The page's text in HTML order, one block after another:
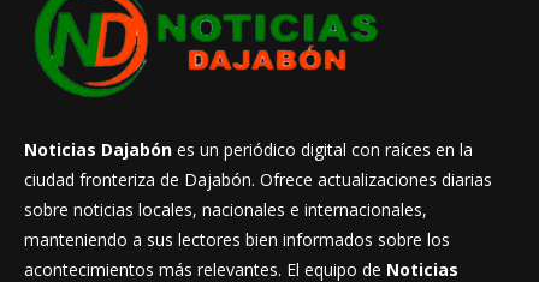
Noticias Dajabón es un periódico digital con raíces en la
ciudad fronteriza de Dajabón. Ofrece actualizaciones diarias
sobre noticias locales, nacionales e internacionales,
manteniendo a sus lectores bien informados sobre los
acontecimientos más relevantes. El equipo de Noticias